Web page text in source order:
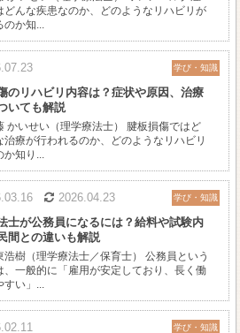
どんな疾患なのか、どのようなリハビリが
のか知...
学び・知識
のリハビリ内容は？症状や原因、治療
いても解説
かいせい（理学療法士） 腱板損傷ではど
治療が行われるのか、どのようなリハビリ
か知り...
2026.04.23 学び・知識
士が公務員になるには？給料や試験内
間との違いも解説
浩樹（理学療法士／保育士） 公務員という
、一般的に「雇用が安定しており、長く働
すい」...
学び・知識